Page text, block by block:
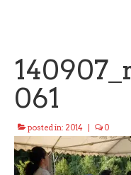
2018
2017
2016
All Photo
061
posted in: 2014 0